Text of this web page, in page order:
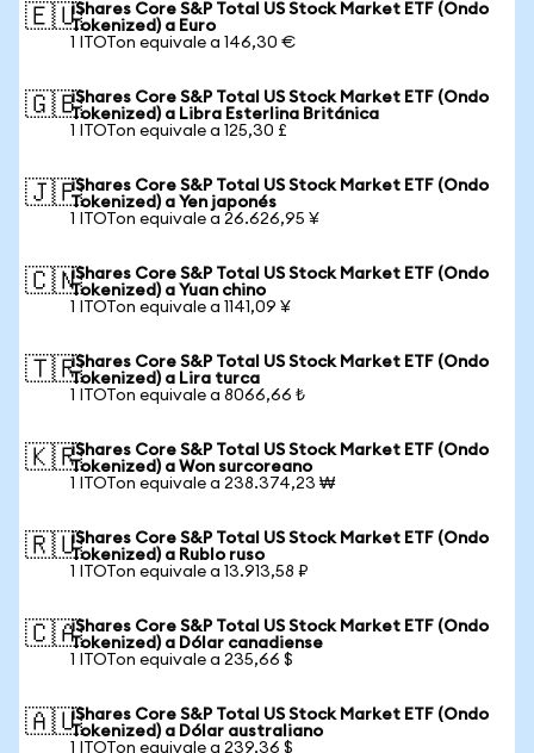
🇪🇺iShares Core S&P Total US Stock Market ETF (Ondo
Tokenized) a Euro
1 ITOTon equivale a 146,30 €
🇬🇧iShares Core S&P Total US Stock Market ETF (Ondo
Tokenized) a Libra Esterlina Británica
1 ITOTon equivale a 125,30 £
🇯🇵iShares Core S&P Total US Stock Market ETF (Ondo
Tokenized) a Yen japonés
1 ITOTon equivale a 26.626,95 ¥
🇨🇳iShares Core S&P Total US Stock Market ETF (Ondo
Tokenized) a Yuan chino
1 ITOTon equivale a 1141,09 ¥
🇹🇷iShares Core S&P Total US Stock Market ETF (Ondo
Tokenized) a Lira turca
1 ITOTon equivale a 8066,66 ₺
🇰🇷iShares Core S&P Total US Stock Market ETF (Ondo
Tokenized) a Won surcoreano
1 ITOTon equivale a 238.374,23 ₩
🇷🇺iShares Core S&P Total US Stock Market ETF (Ondo
Tokenized) a Rublo ruso
1 ITOTon equivale a 13.913,58 ₽
🇨🇦iShares Core S&P Total US Stock Market ETF (Ondo
Tokenized) a Dólar canadiense
1 ITOTon equivale a 235,66 $
🇦🇺iShares Core S&P Total US Stock Market ETF (Ondo
Tokenized) a Dólar australiano
1 ITOTon equivale a 239,36 $